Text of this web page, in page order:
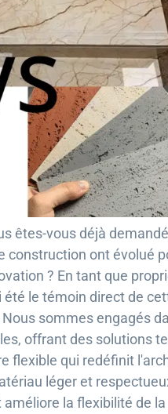
êtes-vous déjà
construction ont évolué
? En tant que
été le témoin direct de
sommes engagés
offrant des solutions
flexible qui redéfinit
léger et
la flexibilité de